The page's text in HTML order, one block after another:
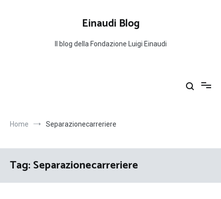
Einaudi Blog
Il blog della Fondazione Luigi Einaudi
Home Separazionecarreriere
Tag:Separazionecarreriere